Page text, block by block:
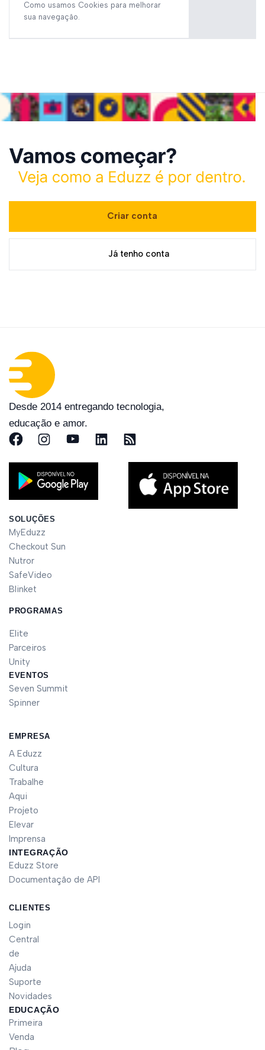
Como usamos Cookies para melhorar
sua navegação.
Criar conta
Já tenho conta
Desde 2014 entregando tecnologia,
educação e amor.
SOLUÇÕES
MyEduzz
Checkout Sun
Nutror
SafeVideo
Blinket
Elite
Parceiros
Unity
EVENTOS
Seven Summit
Spinner
PROGRAMAS
A Eduzz
Cultura
Trabalhe
Aqui
Projeto
Elevar
Imprensa
INTEGRAÇÃO
Eduzz Store
Documentação de API
EMPRESA
Login
Central
de
Ajuda
Suporte
Novidades
EDUCAÇÃO
Primeira
Venda
CLIENTES